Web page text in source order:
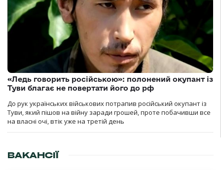
«Ледь говорить російською»: полонений окупант із
Туви благає не повертати його до рф
До рук українських військових потрапив російський окупант із
Туви, який пішов на війну заради грошей, проте побачивши все
на власні очі, втік уже на третій день
ВАКАНСІЇ